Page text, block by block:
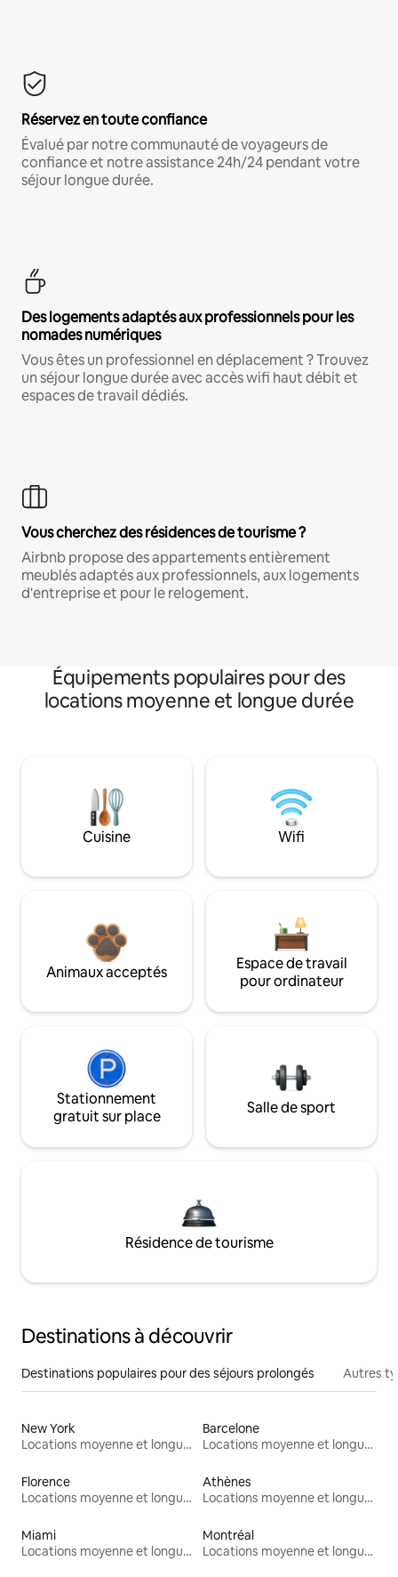
Réservez en toute confiance
Évalué par notre communauté de voyageurs de
confiance et notre assistance 24h/24 pendant votre
séjour longue durée.
Des logements adaptés aux professionnels pour les
nomades numériques
Vous êtes un professionnel en déplacement ? Trouvez
un séjour longue durée avec accès wifi haut débit et
espaces de travail dédiés.
Vous cherchez des résidences de tourisme ?
Airbnb propose des appartements entièrement
meublés adaptés aux professionnels, aux logements
d'entreprise et pour le relogement.
Équipements populaires pour des
locations moyenne et longue durée
Cuisine Wifi
Animaux acceptés
Espace de travail
pour ordinateur
Stationnement
gratuit sur place
Salle de sport
Résidence de tourisme
Destinations à découvrir
Destinations populaires pour des séjours prolongés Autres
New York
Locations moyenne et longue durée
Barcelone
Locations moyenne et longue durée
Florence
Locations moyenne et longue durée
Athènes
Locations moyenne et longue durée
Miami
Locations moyenne et longue durée
Montréal
Locations moyenne et longue durée